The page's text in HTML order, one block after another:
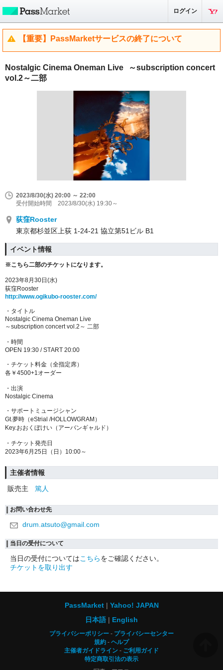
ログイン
【重要】PassMarketサービスの終了について
Nostalgic Cinema Oneman Live ～subscription concert
vol.2～二部
2023/8/30(水) 20:00 ～ 22:00
受付開始時間 2023/8/30(水) 19:30～
荻窪Rooster
東京都杉並区上荻 1-24-21 協立第51ビル B1
イベント情報
※こちら二部のチケットになります。
2023年8月30日(水)
荻窪Rooster
http://www.ogikubo-rooster.com/
・タイトル
Nostalgic Cinema Oneman Live
～subscription concert vol.2～ 二部
・時間
OPEN 19:30 / START 20:00
・チケット料金（全指定席）
各￥4500+1オーダー
・出演
Nostalgic Cinema
・サポートミュージシャン
Gt.夢時（eStrial /HOLLOWGRAM ）
Key.おおくぼけい（アーバンギャルド）
・チケット発売日
2023年6月25日（日）10:00～
主催者情報
販売主
篤人
お問い合わせ先
drum.atsuto@gmail.com
当日の受付について
当日の受付についてはこちらをご確認ください。
チケットを取り出す
PassMarket
Yahoo! JAPAN
日本語
English
プライバシーポリシー
プライバシーセンター
規約
ヘルプ
主催者ガイドライン
ご利用ガイド
特定商取引法の表示